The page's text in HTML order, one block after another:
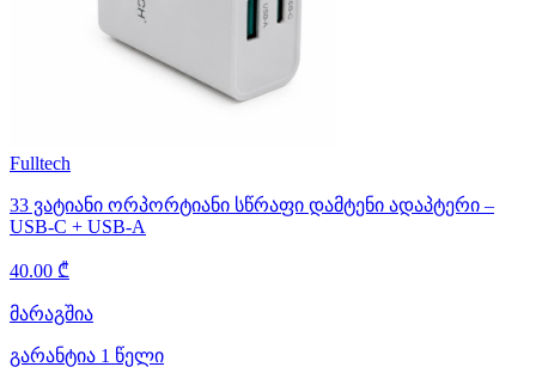
Fulltech
33 ვატიანი ორპორტიანი სწრაფი დამტენი ადაპტერი –
USB-C + USB-A
40.00 ₾
მარაგშია
გარანტია 1 წელი